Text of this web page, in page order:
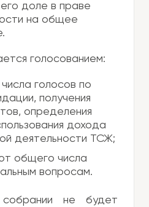
доле в праве
на общее
голосованием:
голосов по
получения
определения
дохода
деятельности ТСЖ;
общего числа
вопросам.
не будет